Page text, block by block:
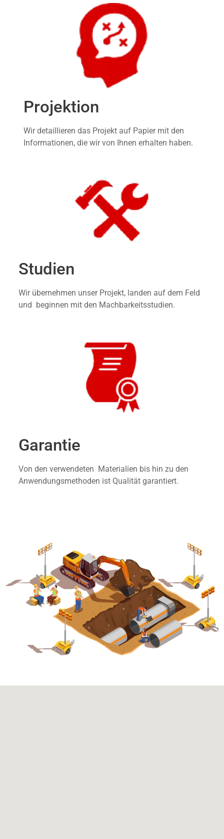
Projektion
Wir detaillieren das Projekt auf Papier mit den
Informationen, die wir von Ihnen erhalten haben.
Studien
Wir übernehmen unser Projekt, landen auf dem Feld
und beginnen mit den Machbarkeitsstudien.
Garantie
Von den verwendeten Materialien bis hin zu den
Anwendungsmethoden ist Qualität garantiert.